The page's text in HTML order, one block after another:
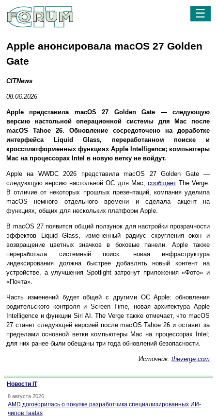
☰
Apple анонсировала macOS 27 Golden
Gate
CITNews
08.06.2026
Apple представила macOS 27 Golden Gate — следующую
версию настольной операционной системы для Mac после
macOS Tahoe 26. Обновление сосредоточено на доработке
интерфейса Liquid Glass, переработанном поиске и
кроссплатформенных функциях Apple Intelligence; компьютеры
Mac на процессорах Intel в новую ветку не войдут.
Apple на WWDC 2026 представила macOS 27 Golden Gate —
следующую версию настольной ОС для Mac, сообщаетThe Verge.
В отличие от некоторых прошлых презентаций, компания уделила
macOS немного отдельного времени и сделала акцент на
функциях, общих для нескольких платформ Apple.
В macOS 27 появится общий ползунок для настройки прозрачности
эффектов Liquid Glass, измененный радиус скругления окон и
возвращение цветных значков в боковые панели. Apple также
переработала системный поиск: новая инфраструктура
индексирования должна быстрее добавлять новый контент на
устройстве, а улучшения Spotlight затронут приложения «Фото» и
«Почта».
Часть изменений будет общей с другими ОС Apple: обновления
родительского контроля и Screen Time, новая архитектура Apple
Intelligence и функции Siri AI. The Verge также отмечает, что macOS
27 станет следующей версией после macOS Tahoe 26 и оставит за
пределами основной ветки компьютеры Mac на процессорах Intel;
для них ранее были обещаны три года обновлений безопасности.
Источник: theverge.com
Новости IT
8 августа 2026
AMD договорилась о покупке разработчика специализированных ИИ-
чипов Taalas